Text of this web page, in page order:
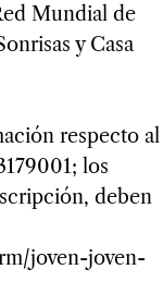
Mundial de
y Casa
respecto al
los
deben
joven-joven-